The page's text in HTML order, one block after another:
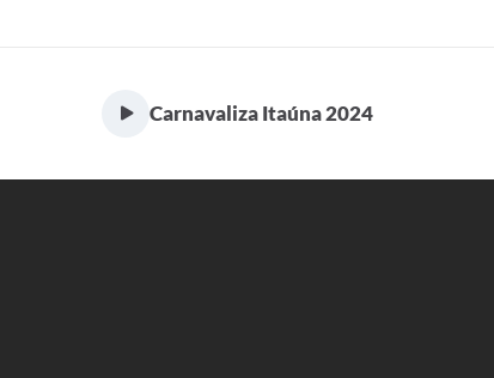
Carnavaliza Itaúna 2024